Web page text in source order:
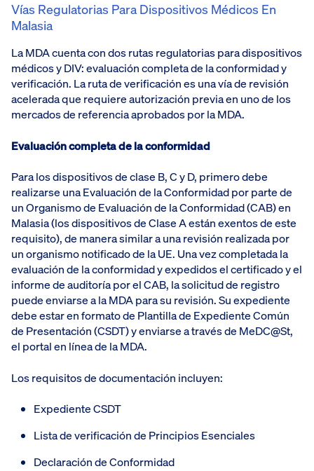
Vías Regulatorias Para Dispositivos Médicos En
Malasia
La MDA cuenta con dos rutas regulatorias para dispositivos
médicos y DIV: evaluación completa de la conformidad y
verificación. La ruta de verificación es una vía de revisión
acelerada que requiere autorización previa en uno de los
mercados de referencia aprobados por la MDA.
Evaluación completa de la conformidad
Para los dispositivos de clase B, C y D, primero debe
realizarse una Evaluación de la Conformidad por parte de
un Organismo de Evaluación de la Conformidad (CAB) en
Malasia (los dispositivos de Clase A están exentos de este
requisito), de manera similar a una revisión realizada por
un organismo notificado de la UE. Una vez completada la
evaluación de la conformidad y expedidos el certificado y el
informe de auditoría por el CAB, la solicitud de registro
puede enviarse a la MDA para su revisión. Su expediente
debe estar en formato de Plantilla de Expediente Común
de Presentación (CSDT) y enviarse a través de MeDC@St,
el portal en línea de la MDA.
Los requisitos de documentación incluyen:
Expediente CSDT
Lista de verificación de Principios Esenciales
Declaración de Conformidad